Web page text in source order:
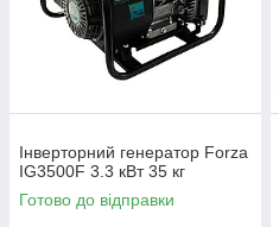
Інверторний генератор Forza
IG3500F 3.3 кВт 35 кг
Готово до відправки